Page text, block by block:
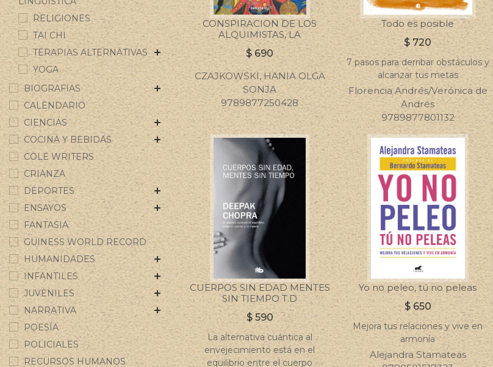
RELIGIONES
TAI CHI
TERAPIAS ALTERNATIVAS
YOGA
BIOGRAFIAS
CALENDARIO
CIENCIAS
COCINA Y BEBIDAS
COLE WRITERS
CRIANZA
DEPORTES
ENSAYOS
FANTASIA
GUINESS WORLD RECORD
HUMANIDADES
INFANTILES
JUVENILES
NARRATIVA
POESÍA
POLICIALES
RECURSOS HUMANOS
CONSPIRACION DE LOS
ALQUIMISTAS, LA
$ 690
CZAJKOWSKI, HANIA OLGA
SONJA
9789877250428
Todo es posible
$ 720
7 pasos para derribar obstáculos y
alcanzar tus metas
Florencia Andrés/Verónica de
Andrés
9789877801132
CUERPOS SIN EDAD MENTES
SIN TIEMPO T.D
$590
La alternativa cuántica al
envejecimiento está en el
equilibrio entre el cuerpo
Yo no peleo, tú no peleas
$650
Mejora tus relaciones y vive en
armonía
Alejandra Stamateas